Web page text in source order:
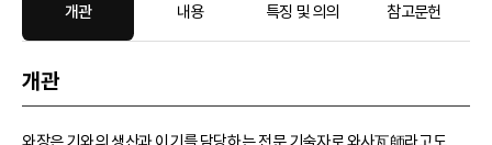
개관 내용 특징 및 의의 참고문헌
개관